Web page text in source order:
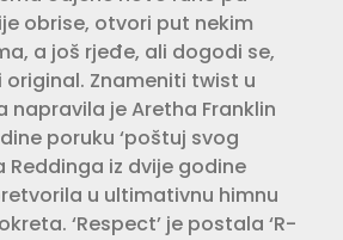
obrise, otvori put nekim
a još rjeđe, ali dogodi se,
Znameniti twist u
napravila je Aretha Franklin
poruku ‘poštuj svog
Reddinga iz dvije godine
u ultimativnu himnu
‘Respect’ je postala ‘R-